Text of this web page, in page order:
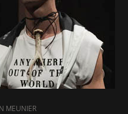
MEUNIER